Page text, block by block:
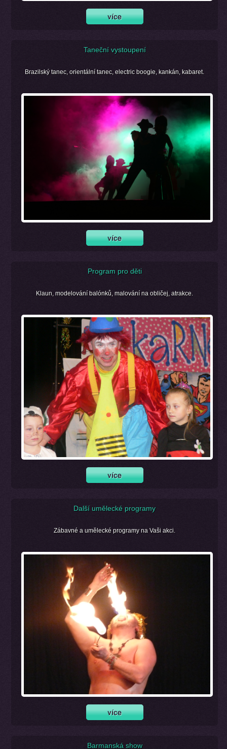
Taneční vystoupení
Brazilský tanec, orientální tanec, electric boogie, kankán, kabaret.
Program pro děti
Klaun, modelování balónků, malování na obličej, atrakce.
Další umělecké programy
Zábavné a umělecké programy na Vaši akci.
Barmanská show